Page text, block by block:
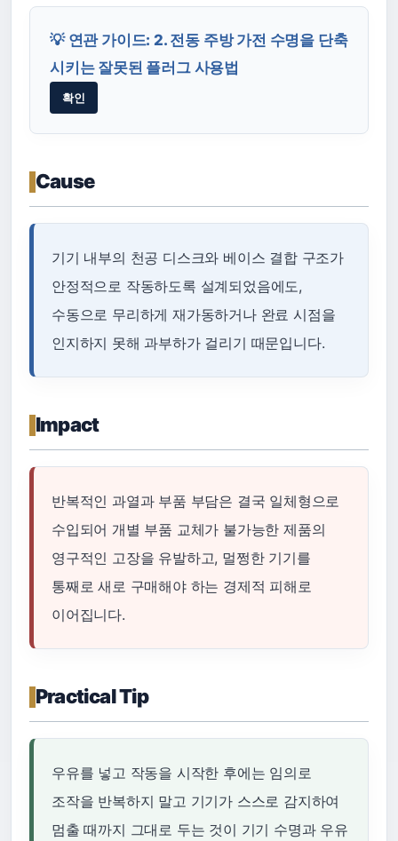
💡 연관 가이드: 2. 전동 주방 가전 수명을 단축
시키는 잘못된 플러그 사용법
확인
Cause
기기 내부의 천공 디스크와 베이스 결합 구조가
안정적으로 작동하도록 설계되었음에도,
수동으로 무리하게 재가동하거나 완료 시점을
인지하지 못해 과부하가 걸리기 때문입니다.
Impact
반복적인 과열과 부품 부담은 결국 일체형으로
수입되어 개별 부품 교체가 불가능한 제품의
영구적인 고장을 유발하고, 멀쩡한 기기를
통째로 새로 구매해야 하는 경제적 피해로
이어집니다.
Practical Tip
우유를 넣고 작동을 시작한 후에는 임의로
조작을 반복하지 말고 기기가 스스로 감지하여
멈출 때까지 그대로 두는 것이 기기 수명과 우유